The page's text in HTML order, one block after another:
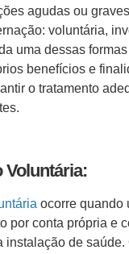
agudas ou
voluntária,
uma dessas
benefícios e
o tratamento
Voluntária:
ocorre quando
por conta própria e
instalação de saúde.